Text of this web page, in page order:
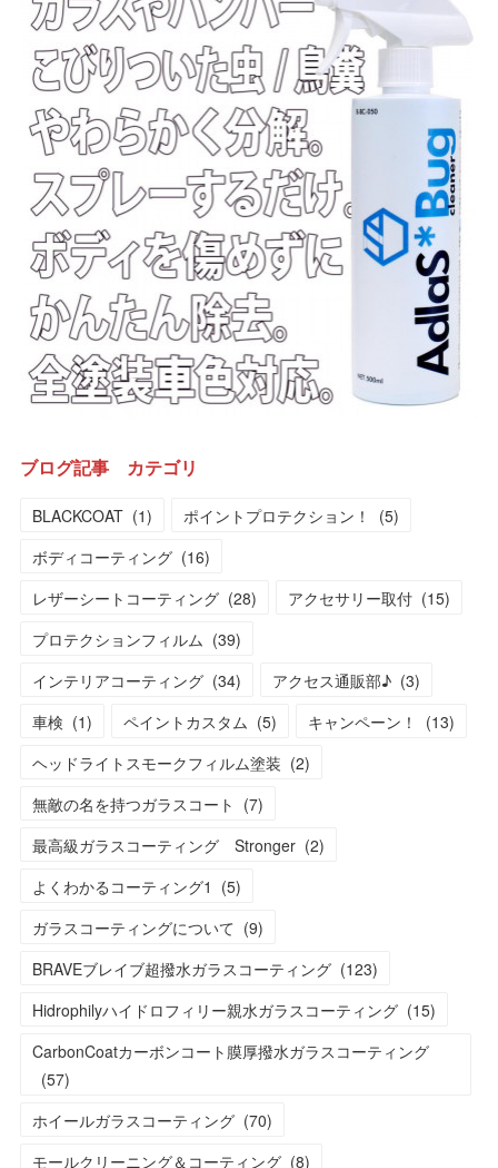
ブログ記事 カテゴリ
BLACKCOAT (1) ポイントプロテクション！ (5)
ボディコーティング (16)
レザーシートコーティング (28) アクセサリー取付 (15)
プロテクションフィルム (39)
インテリアコーティング (34) アクセス通販部♪ (3)
車検 (1) ペイントカスタム (5) キャンペーン！ (13)
ヘッドライトスモークフィルム塗装 (2)
無敵の名を持つガラスコート (7)
最高級ガラスコーティング Stronger (2)
よくわかるコーティング1 (5)
ガラスコーティングについて (9)
BRAVEブレイブ超撥水ガラスコーティング (123)
Hidrophilyハイドロフィリー親水ガラスコーティング (15)
CarbonCoatカーボンコート膜厚撥水ガラスコーティング
(57)
ホイールガラスコーティング (70)
モールクリーニング＆コーティング (8)